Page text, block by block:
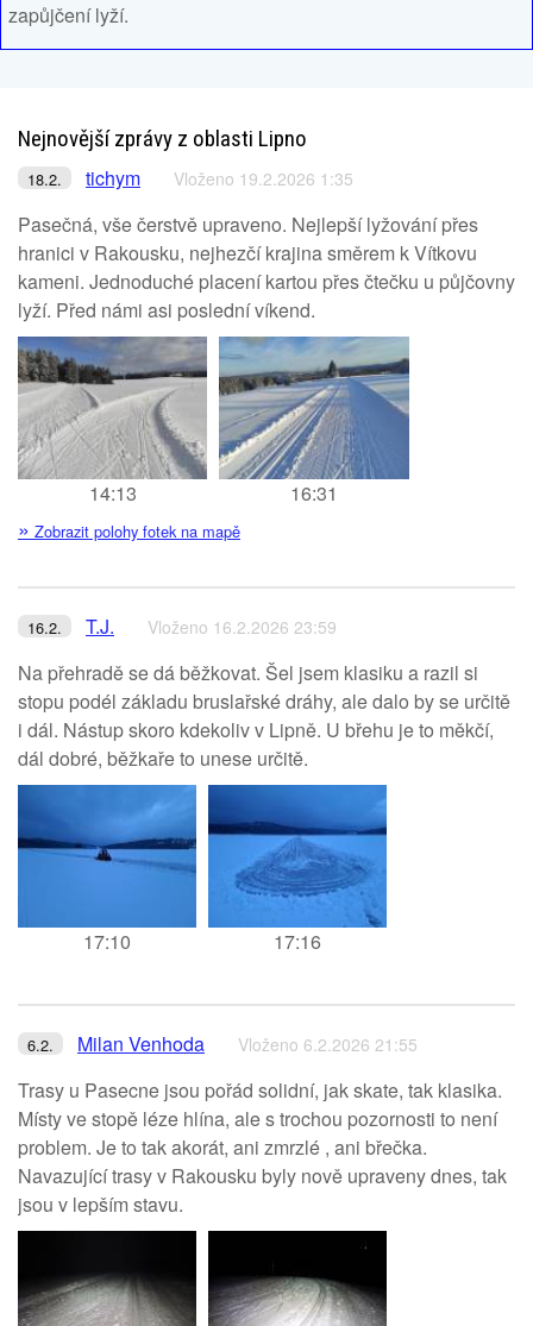
zapůjčení lyží.
Nejnovější zprávy z oblasti Lipno
18.2. tichym Vloženo 19.2.2026 1:35
Pasečná, vše čerstvě upraveno. Nejlepší lyžování přes
hranici v Rakousku, nejhezčí krajina směrem k Vítkovu
kameni. Jednoduché placení kartou přes čtečku u půjčovny
lyží. Před námi asi poslední víkend.
14:13 16:31
» Zobrazit polohy fotek na mapě
16.2. T.J. Vloženo 16.2.2026 23:59
Na přehradě se dá běžkovat. Šel jsem klasiku a razil si
stopu podél základu bruslařské dráhy, ale dalo by se určitě
i dál. Nástup skoro kdekoliv v Lipně. U břehu je to měkčí,
dál dobré, běžkaře to unese určitě.
17:10 17:16
6.2. Milan Venhoda Vloženo 6.2.2026 21:55
Trasy u Pasecne jsou pořád solidní, jak skate, tak klasika.
Místy ve stopě léze hlína, ale s trochou pozornosti to není
problem. Je to tak akorát, ani zmrzlé , ani břečka.
Navazující trasy v Rakousku byly nově upraveny dnes, tak
jsou v lepším stavu.